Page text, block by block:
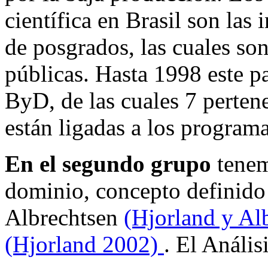
científica en Brasil son las
de posgrados, las cuales
públicas. Hasta 1998 este
ByD, de las cuales 7
están ligadas a los
En el segundo grupo
dominio, concepto
Albrechtsen (Hjorland y
(Hjorland 2002) . El